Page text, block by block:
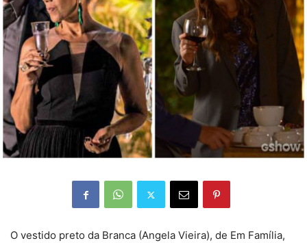
O vestido preto da Branca (Angela Vieira), de Em Família,